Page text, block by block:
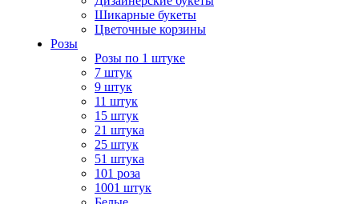
Шикарные букеты
Цветочные корзины
Розы
Розы по 1 штуке
7 штук
9 штук
11 штук
15 штук
21 штука
25 штук
51 штука
101 роза
1001 штук